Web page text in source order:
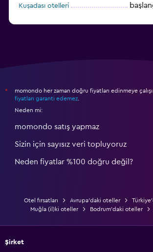
Kuşadası otelleri
*
momondo her zaman doğru fiyatları edinmeye
fiyatları garanti edemez
Neden mi:
momondo satış yapmaz
Sizin için sayısız veri topluyoruz
Neden fiyatlar %100 doğru değil?
Otel fırsatları Avrupa'daki oteller
Muğla (il)ki oteller
Bodrum'daki oteller
Şirket